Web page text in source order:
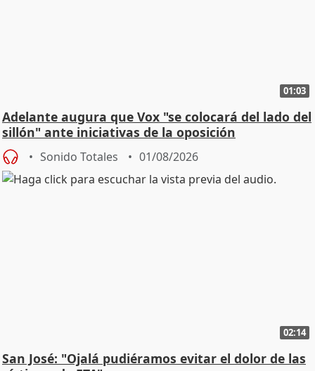
01:03
Adelante augura que Vox "se colocará del lado del
sillón" ante iniciativas de la oposición
Sonido Totales 01/08/2026
02:14
San José: "Ojalá pudiéramos evitar el dolor de las